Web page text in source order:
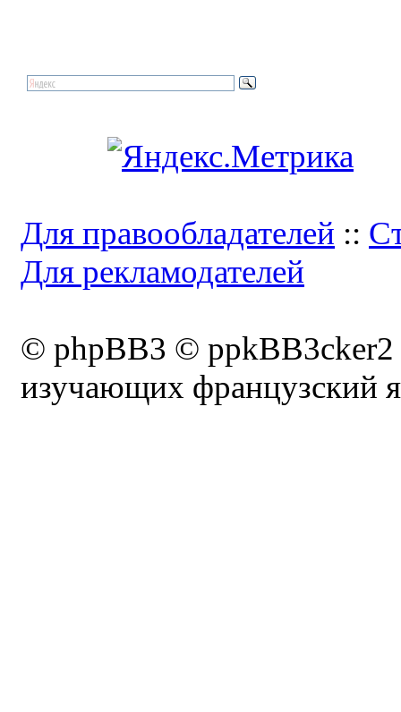
Для правообладателей ::
Для рекламодателей
© phpBB3 ©
изучающих французский